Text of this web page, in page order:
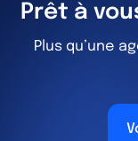
Prêt à
Plus qu’une